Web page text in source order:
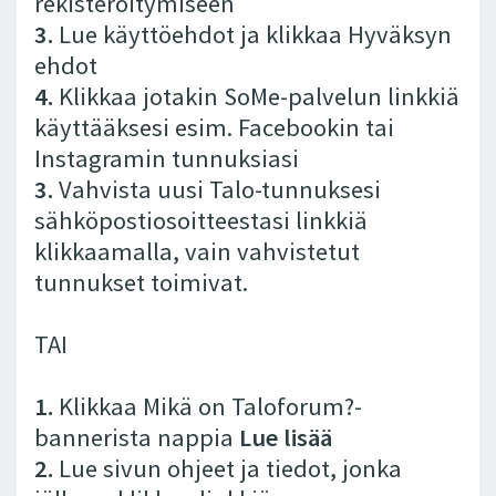
3. Lue käyttöehdot ja klikkaa Hyväksyn
ehdot
4. Klikkaa jotakin SoMe-palvelun linkkiä
käyttääksesi esim. Facebookin tai
Instagramin tunnuksiasi
3. Vahvista uusi Talo-tunnuksesi
sähköpostiosoitteestasi linkkiä
klikkaamalla, vain vahvistetut
tunnukset toimivat.
TAI
1. Klikkaa Mikä on Taloforum?-
bannerista nappia Lue lisää
2. Lue sivun ohjeet ja tiedot, jonka